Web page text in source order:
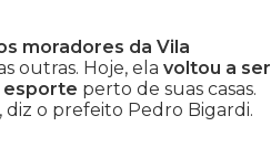
moradores da Vila
outras. Hoje, ela voltou a ser
esporte perto de suas casas.
diz o prefeito Pedro Bigardi.